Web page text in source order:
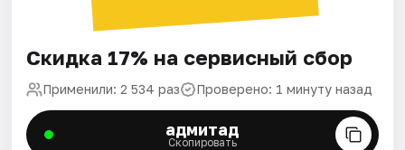
Скидка 17% на сервисный сбор
Применили: 2 534 раз Проверено: 1 минуту назад
адмитад
Скопировать